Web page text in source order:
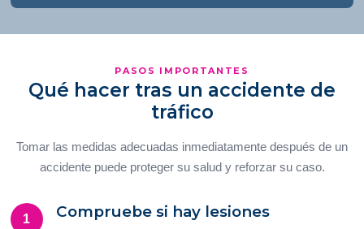
PASOS IMPORTANTES
Qué hacer tras un accidente de
tráfico
Tomar las medidas adecuadas inmediatamente después de un
accidente puede proteger su salud y reforzar su caso.
1 Compruebe si hay lesiones